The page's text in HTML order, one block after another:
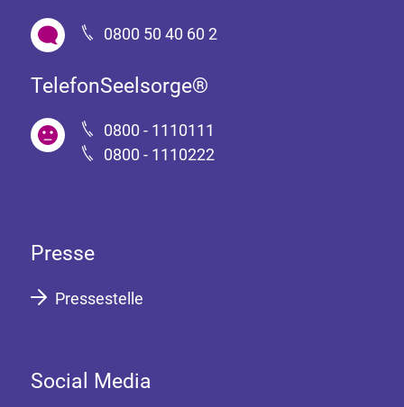
0800 50 40 60 2
TelefonSeelsorge®
0800 - 1110111
0800 - 1110222
Presse
Pressestelle
Social Media